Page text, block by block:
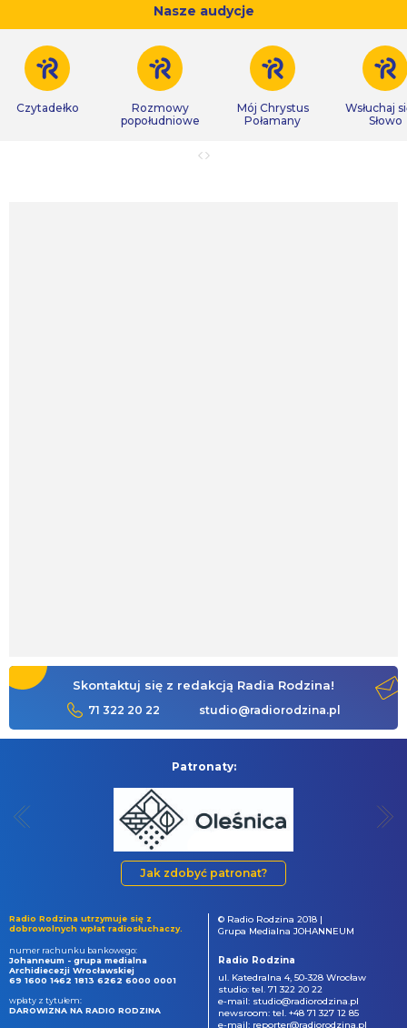
Nasze audycje
Czytadełko
Rozmowy
popołudniowe
Mój Chrystus
Połamany
Wsłuchaj
Słowo
Skontaktuj się z redakcją Radia Rodzina!
71 322 20 22 studio@radiorodzina.pl
Patronaty:
Jak zdobyć patronat?
Radio Rodzina utrzymuje się z
dobrowolnych wpłat radiosłuchaczy.
numer rachunku bankowego:
Johanneum - grupa medialna
Archidiecezji Wrocławskiej
69 1600 1462 1813 6262 6000 0001
wpłaty z tytułem:
DAROWIZNA NA RADIO RODZINA
© Radio Rodzina 2018 |
Grupa Medialna JOHANNEUM
Radio Rodzina
ul. Katedralna 4, 50-328 Wrocław
studio: tel. 71 322 20 22
e-mail: studio@radiorodzina.pl
newsroom: tel. +48 71 327 12 85
e-mail: reporter@radiorodzina.pl